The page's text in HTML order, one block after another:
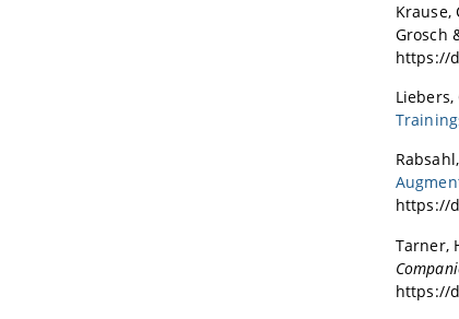
Krause,
Grosch
https://
Liebers,
https://
Tarner,
https://